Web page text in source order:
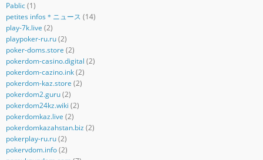
Pablic(1)
petites infos＊ニュース (14)
play-7k.live (2)
playpoker-ru.ru(2)
poker-doms.store (2)
pokerdom-casino.digital (2)
pokerdom-cazino.ink(2)
pokerdom-kaz.store (2)
pokerdom2.guru(2)
pokerdom24kz.wiki (2)
pokerdomkaz.live (2)
pokerdomkazahstan.biz (2)
pokerplay-ru.ru(2)
pokervdom.info(2)